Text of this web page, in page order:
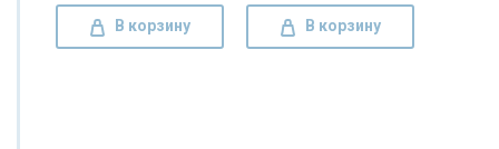
В корзину В корзину